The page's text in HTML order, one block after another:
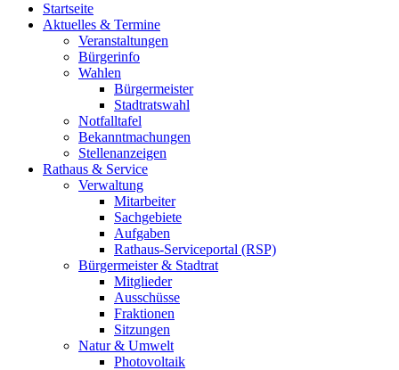
Startseite
Aktuelles & Termine
Veranstaltungen
Bürgerinfo
Wahlen
Bürgermeister
Stadtratswahl
Notfalltafel
Bekanntmachungen
Stellenanzeigen
Rathaus & Service
Verwaltung
Mitarbeiter
Sachgebiete
Aufgaben
Rathaus-Serviceportal (RSP)
Bürgermeister & Stadtrat
Mitglieder
Ausschüsse
Fraktionen
Sitzungen
Natur & Umwelt
Photovoltaik